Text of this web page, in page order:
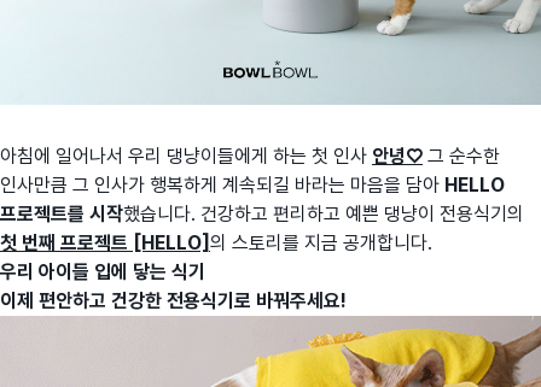
아침에 일어나서 우리 댕냥이들에게 하는 첫 인사 안녕♡ 그 순수한
인사만큼 그 인사가 행복하게 계속되길 바라는 마음을 담아 HELLO
프로젝트를 시작했습니다. 건강하고 편리하고 예쁜 댕냥이 전용식기의
첫 번째 프로젝트 [HELLO] 의 스토리를 지금 공개합니다.
우리 아이들 입에 닿는 식기
이제 편안하고 건강한 전용식기로 바꿔주세요!